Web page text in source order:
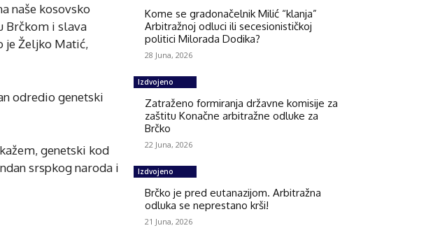
naše kosovsko
Brčkom i slava
je Željko Matić,
odredio genetski
genetski kod
srspkog naroda i
Kome se gradonačelnik Milić “klanja”
Arbitražnoj odluci ili secesionističkoj
politici Milorada Dodika?
28 Juna, 2026
Izdvojeno
Zatraženo formiranja državne komisije za
zaštitu Konačne arbitražne odluke za
Brčko
22 Juna, 2026
Izdvojeno
Brčko je pred eutanazijom. Arbitražna
odluka se neprestano krši!
21 Juna, 2026